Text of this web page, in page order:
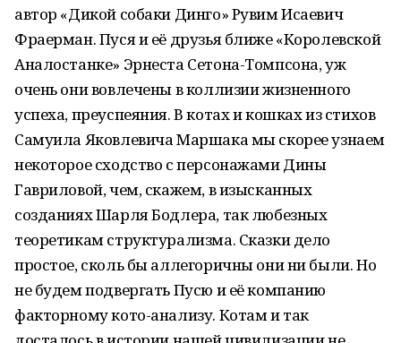
автор «Дикой собаки Динго» Рувим Исаевич
Фраерман. Пуся и её друзья ближе «Королевской
Аналостанке» Эрнеста Сетона-Томпсона, уж
очень они вовлечены в коллизии жизненного
успеха, преуспеяния. В котах и кошках из стихов
Самуила Яковлевича Маршака мы скорее узнаем
некоторое сходство с персонажами Дины
Гавриловой, чем, скажем, в изысканных
созданиях Шарля Бодлера, так любезных
теоретикам структурализма. Сказки дело
простое, сколь бы аллегоричны они ни были. Но
не будем подвергать Пусю и её компанию
факторному кото-анализу. Котам и так